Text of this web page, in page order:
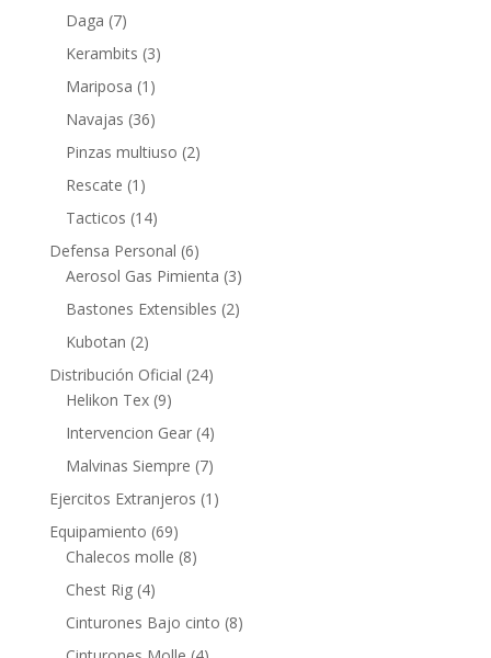
Daga (7)
Kerambits (3)
Mariposa (1)
Navajas (36)
Pinzas multiuso (2)
Rescate (1)
Tacticos (14)
Defensa Personal (6)
Aerosol Gas Pimienta (3)
Bastones Extensibles (2)
Kubotan (2)
Distribución Oficial (24)
Helikon Tex (9)
Intervencion Gear (4)
Malvinas Siempre (7)
Ejercitos Extranjeros (1)
Equipamiento (69)
Chalecos molle (8)
Chest Rig (4)
Cinturones Bajo cinto (8)